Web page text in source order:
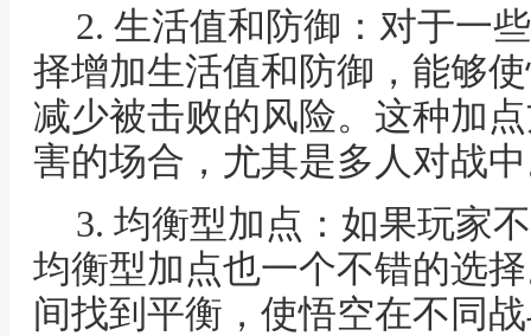
2. 生活值和防御：对于一
择增加生活值和防御，能够
减少被击败的风险。这种加
害的场合，尤其是多人对战
3. 均衡型加点：如果玩家
均衡型加点也一个不错的选
间找到平衡，使悟空在不同